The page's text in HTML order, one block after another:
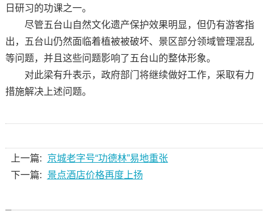
日研习的功课之一。
尽管五台山自然文化遗产保护效果明显，但仍有游客指
出，五台山仍然面临着植被被破坏、景区部分领域管理混乱
等问题，并且这些问题影响了五台山的整体形象。
对此梁有升表示，政府部门将继续做好工作，采取有力
措施解决上述问题。
上一篇:
京城老字号“功德林”易地重张
下一篇: 景点酒店价格再度上扬